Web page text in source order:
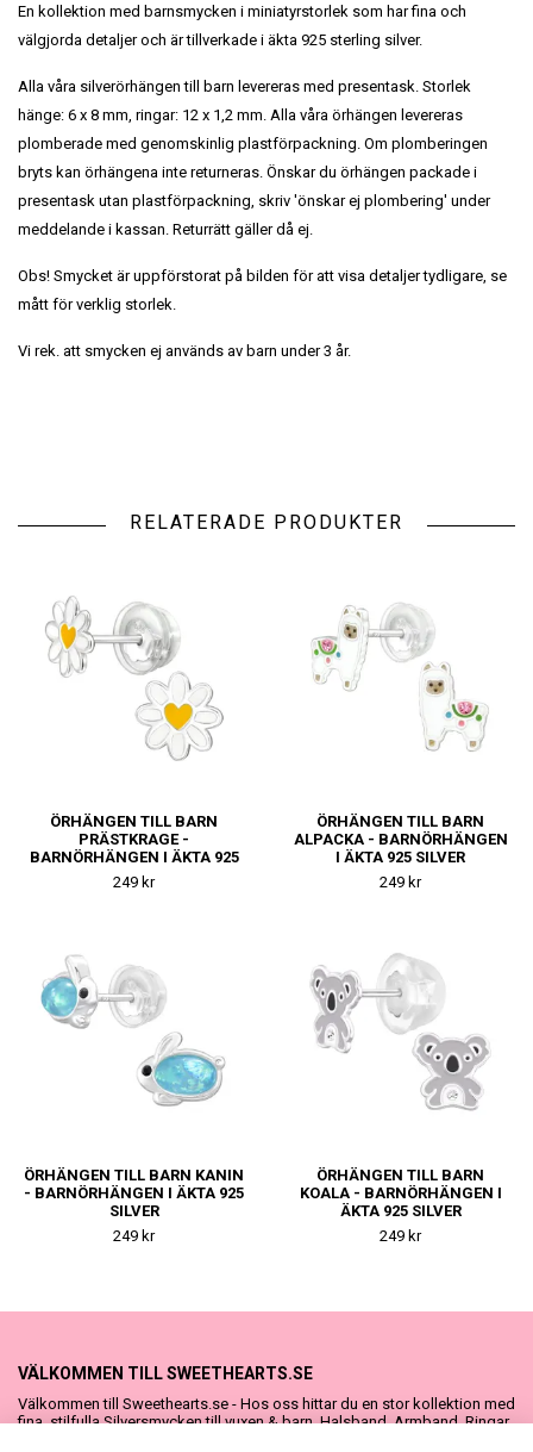
En kollektion med barnsmycken i miniatyrstorlek som har fina och
välgjorda detaljer och är tillverkade i äkta 925 sterling silver.
Alla våra silverörhängen till barn levereras med presentask. Storlek
hänge: 6 x 8 mm, ringar: 12 x 1,2 mm. Alla våra örhängen levereras
plomberade med genomskinlig plastförpackning. Om plomberingen
bryts kan örhängena inte returneras. Önskar du örhängen packade i
presentask utan plastförpackning, skriv 'önskar ej plombering' under
meddelande i kassan. Returrätt gäller då ej.
Obs! Smycket är uppförstorat på bilden för att visa detaljer tydligare, se
mått för verklig storlek.
Vi rek. att smycken ej används av barn under 3 år.
RELATERADE PRODUKTER
ÖRHÄNGEN TILL BARN
PRÄSTKRAGE -
BARNÖRHÄNGEN I ÄKTA 925
SILVER
249 kr
ÖRHÄNGEN TILL BARN
ALPACKA - BARNÖRHÄNGEN
I ÄKTA 925 SILVER
249 kr
ÖRHÄNGEN TILL BARN KANIN
- BARNÖRHÄNGEN I ÄKTA 925
SILVER
249 kr
ÖRHÄNGEN TILL BARN
KOALA - BARNÖRHÄNGEN I
ÄKTA 925 SILVER
249 kr
VÄLKOMMEN TILL SWEETHEARTS.SE
Välkommen till Sweethearts.se - Hos oss hittar du en stor kollektion med
fina, stilfulla Silversmycken till vuxen & barn. Halsband, Armband, Ringar